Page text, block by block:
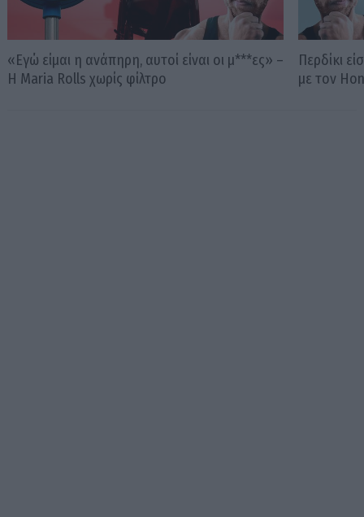
«Εγώ είμαι η ανάπηρη, αυτοί είναι οι μ***ες» –
Η Maria Rolls χωρίς φίλτρο
Περδίκι
με τον